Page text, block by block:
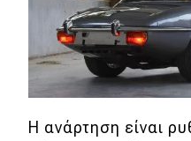
Eco
Νέα
Τεχνολογία
Mobility
Η ανάρτηση είναι